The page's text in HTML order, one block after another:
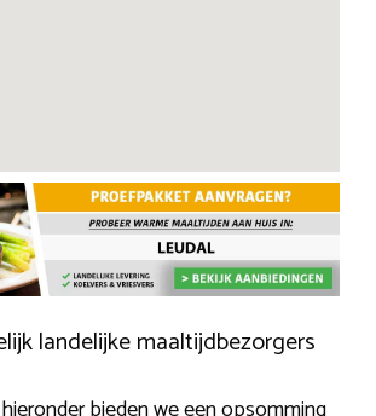
landelijke maaltijdbezorgers